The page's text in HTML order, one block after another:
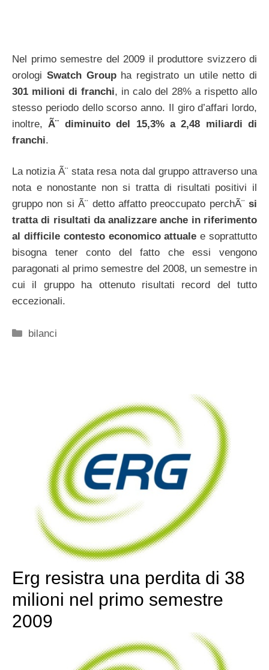
Nel primo semestre del 2009 il produttore svizzero di
orologi Swatch Groupha registrato un utile netto di
301 milioni di franchi, in calo del 28% a rispetto allo
stesso periodo dello scorso anno. Il giro d’affari lordo,
inoltre, Ã¨ diminuito del 15,3% a 2,48 miliardi di
franchi.
La notizia Ã¨ stata resa nota dal gruppo attraverso una
nota e nonostante non si tratta di risultati positivi il
gruppo non si Ã¨ detto affatto preoccupato perchÃ¨ si
tratta di risultati da analizzare anche in riferimento
al difficile contesto economico attuale e soprattutto
bisogna tener conto del fatto che essi vengono
paragonati al primo semestre del 2008, un semestre in
cui il gruppo ha ottenuto risultati record del tutto
eccezionali.
Categorie
bilanci
Erg resistra una perdita di 38
milioni nel primo semestre
2009